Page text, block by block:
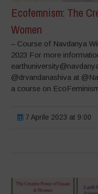
Ecofemnism: The
Women
– Course of Navdanya
2023 For more
@drvandanashiva at
a course on
7 Aprile 2023 at 9:00